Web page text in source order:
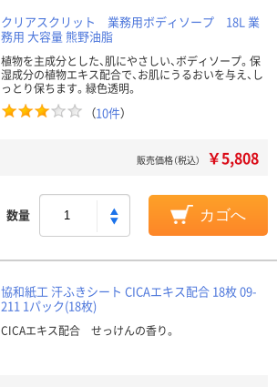
クリアスクリット 業務用ボディソープ 18L 業
務用 大容量 熊野油脂
植物を主成分とした、肌にやさしい、ボディソープ。保
湿成分の植物エキス配合で、お肌にうるおいを与え、し
っとり保ちます。緑色透明。
（10件）
販売価格（税込） ￥5,808
数量 カゴへ
協和紙工 汗ふきシート CICAエキス配合 18枚 09-
211 1パック(18枚)
CICAエキス配合 せっけんの香り。